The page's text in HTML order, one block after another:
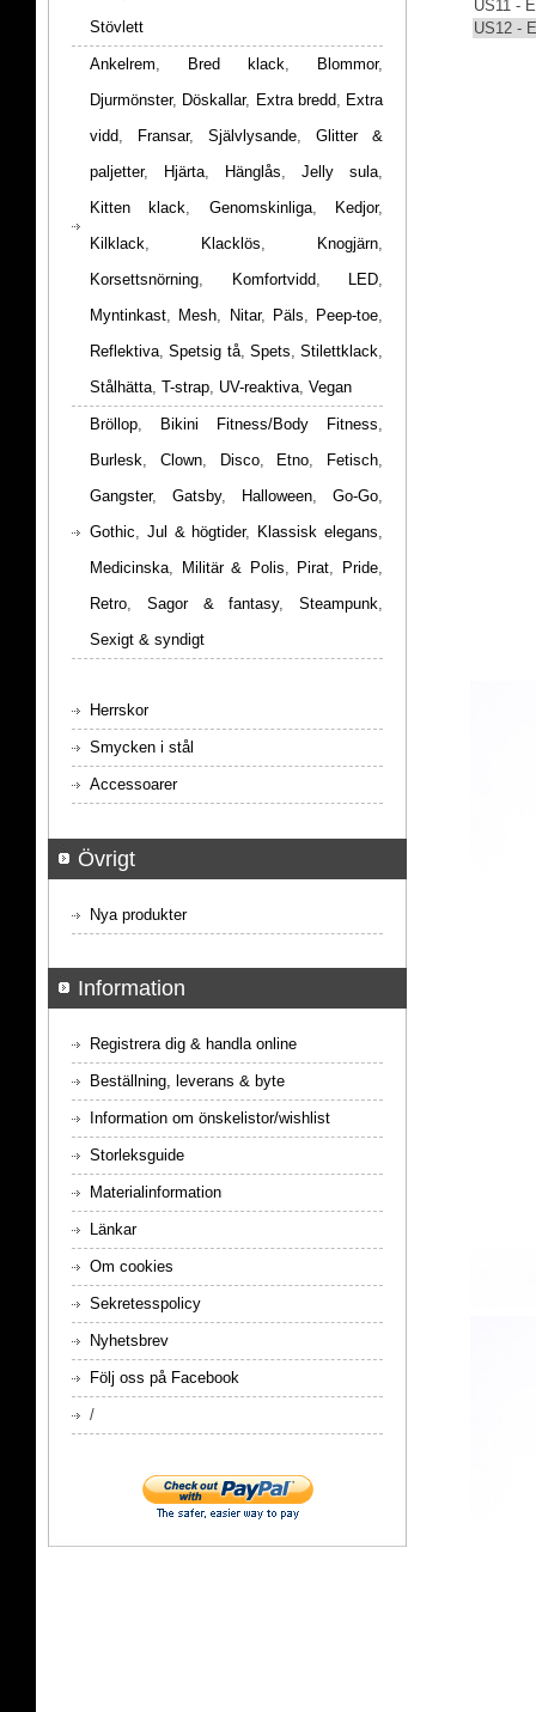
US11 -
US12 -
Stövlett
Ankelrem, Bred klack, Blommor,
Djurmönster, Döskallar, Extra bredd, Extra
vidd, Fransar, Självlysande, Glitter &
paljetter, Hjärta, Hänglås, Jelly sula,
Kitten klack, Genomskinliga, Kedjor,
Kilklack, Klacklös, Knogjärn,
Korsettsnörning, Komfortvidd, LED,
Myntinkast, Mesh, Nitar, Päls, Peep-toe,
Reflektiva,Spetsig tå, Spets, Stilettklack,
Stålhätta, T-strap, UV-reaktiva, Vegan
Bröllop, Bikini Fitness/Body Fitness,
Burlesk, Clown, Disco, Etno, Fetisch,
Gangster, Gatsby, Halloween, Go-Go,
Gothic, Jul & högtider, Klassisk elegans,
Medicinska, Militär & Polis, Pirat, Pride,
Retro, Sagor & fantasy, Steampunk,
Sexigt & syndigt
Herrskor
Smycken i stål
Accessoarer
Övrigt
Nya produkter
Information
Registrera dig & handla online
Beställning, leverans & byte
Information om önskelistor/wishlist
Storleksguide
Materialinformation
Länkar
Om cookies
Sekretesspolicy
Nyhetsbrev
Följ oss på Facebook
/